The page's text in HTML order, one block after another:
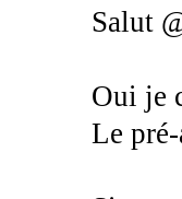
Salut
Oui je
Le